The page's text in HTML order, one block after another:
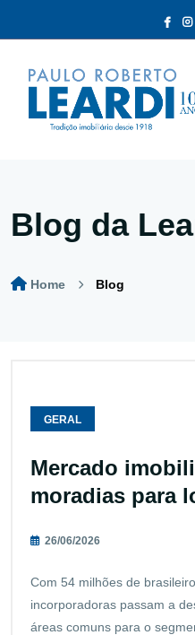
Blog da
Home Blog
GERAL
Mercado
moradias para
26/06/2026
Com 54 milhões de
incorporadoras passam a
áreas comuns para o